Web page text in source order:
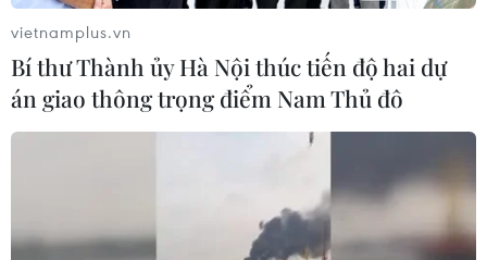
Nứt núi, Thanh Hóa sơ tán khẩn cấp
nhiều hộ dân
07/08/2026 13:17
07/08/2026 11:51
vietnamplus.vn
Bí thư Thành ủy Hà Nội thúc tiến độ hai dự
án giao thông trọng điểm Nam Thủ đô